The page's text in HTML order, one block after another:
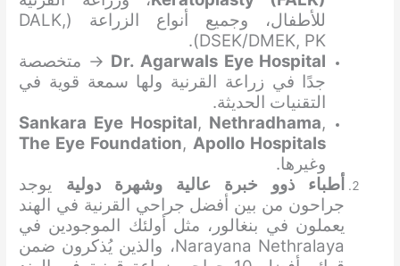
للأطفال، وجميع أنواع الزراعة (DALK,
DSEK/DMEK, PK).
Dr. Agarwals Eye Hospital → متخصصة
جدًا في زراعة القرنية ولها سمعة قوية في
التقنيات الحديثة.
Sankara Eye Hospital, Nethradhama,
The Eye Foundation,Apollo Hospitals
وغيرها.
أطباء ذوو خبرة عالية وشهرة دولية يوجد
جراحون من بين أفضل جراحي القرنية في الهند
يعملون في بنغالور، مثل أولئك الموجودين في
Narayana Nethralaya، والذين يُذكرون ضمن